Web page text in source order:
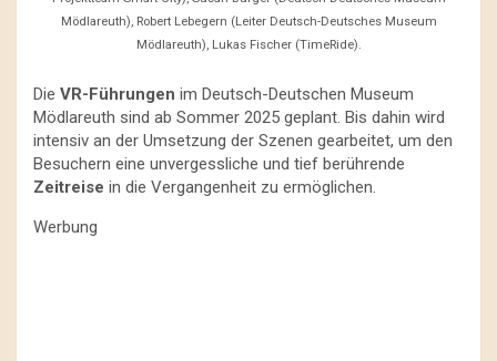
Mödlareuth), Robert Lebegern (Leiter Deutsch-Deutsches Museum
Mödlareuth), Lukas Fischer (TimeRide).
Die VR-Führungen im Deutsch-Deutschen Museum
Mödlareuth sind ab Sommer 2025 geplant. Bis dahin wird
intensiv an der Umsetzung der Szenen gearbeitet, um den
Besuchern eine unvergessliche und tief berührende
Zeitreise in die Vergangenheit zu ermöglichen.
Werbung